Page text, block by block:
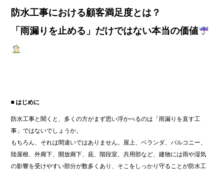
防水工事における顧客満足度とは？
「雨漏りを止める」だけではない本当の価値
■ はじめに
防水工事と聞くと、多くの方がまず思い浮かべるのは「雨漏りを直す工
事」ではないでしょうか。
もちろん、それは間違いではありません。屋上、ベランダ、バルコニー、
陸屋根、外廊下、開放廊下、庇、階段室、共用部など、建物には雨や湿気
の影響を受けやすい部分が数多くあり、そこをしっかり守ることが防水工